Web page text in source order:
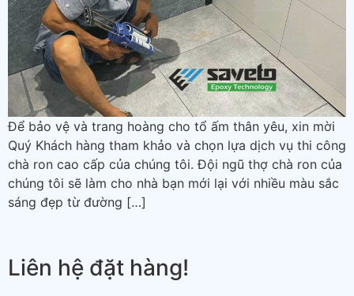
Để bảo vệ và trang hoàng cho tổ ấm thân yêu, xin mời
Quý Khách hàng tham khảo và chọn lựa dịch vụ thi công
chà ron cao cấp của chúng tôi. Đội ngũ thợ chà ron của
chúng tôi sẽ làm cho nhà bạn mới lại với nhiều màu sắc
sáng đẹp từ đường […]
Liên hệ đặt hàng!